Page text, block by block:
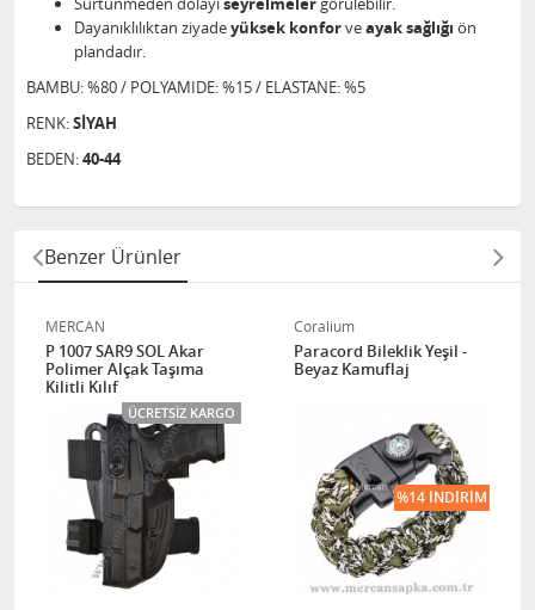
Dayanıklılıktan ziyadeyüksek konforveayak sağlığı ön
plandadır.
BAMBU: %80 / POLYAMIDE: %15 / ELASTANE: %5
RENK:SİYAH
BEDEN:40-44
Benzer Ürünler
MERCAN
P 1007 SAR9 SOL Akar
Polimer Alçak Taşıma
Kilitli Kılıf
ÜCRETSIZ KARGO
Coralium
Paracord Bileklik Yeşil -
Beyaz Kamuflaj
%14 İNDIRIM